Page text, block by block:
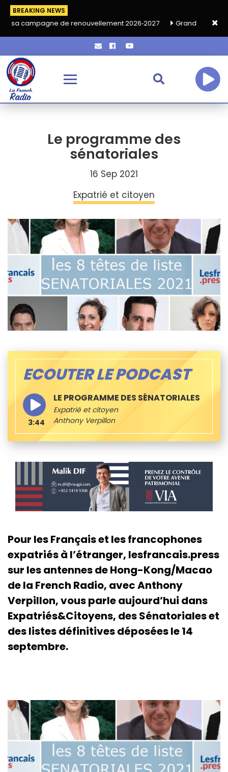
BREAKING NEWS
de renouvellement 2026‑2027 Grand café de rentrée
Le programme des
sénatoriales
16 Sep 2021
Expatrié et citoyen
ECOUTER LE PODCAST
LE PROGRAMME DES SÉNATORIALES
Expatrié et citoyen
Anthony Verpillon
3:44
Pour les Français et les francophones
expatriés à l’étranger, lesfrancais.press
sur les antennes de Hong-Kong/Macao
de la French Radio, avec Anthony
Verpillon, vous parle aujourd’hui dans
Expatriés&Citoyens, des Sénatoriales et
des listes définitives déposées le 14
septembre.